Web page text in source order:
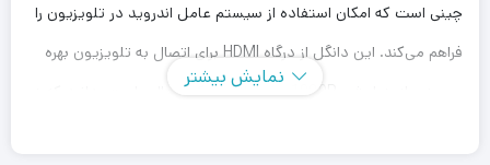
چینی است که امکان استفاده از سیستم عامل اندروید در تلویزیون را
فراهم می‌کند. این دانگل از درگاه HDMI برای اتصال به تلویزیون بهره
می‌برد و از رزولوشن 1080P پشتیبانی می‌کند. جالب است بدانید که در
نمایش بیشتر